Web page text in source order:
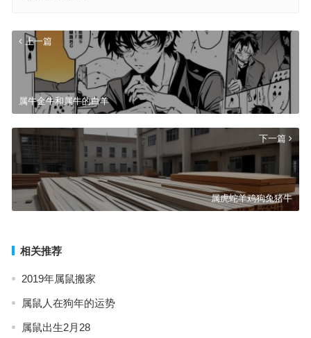
上一篇
属牛金牛和属牛的白羊
下一篇
属虎蛇羊鸡狗兔猪牛
相关推荐
2019年属鼠搬家
属鼠人在狗年的运势
属鼠出生2月28